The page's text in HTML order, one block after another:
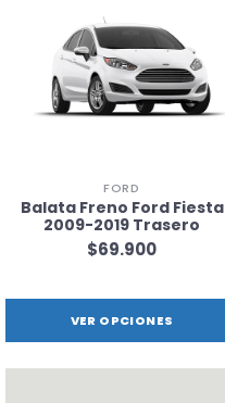
FORD
Balata Freno Ford Fiesta
2009-2019 Trasero
$69.900
VER OPCIONES